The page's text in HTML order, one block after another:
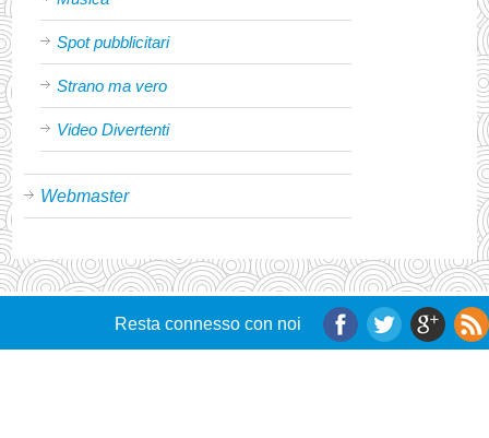
Spot pubblicitari
Strano ma vero
Video Divertenti
Webmaster
Resta connesso con noi